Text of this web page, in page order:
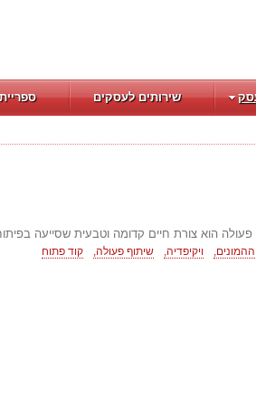
שירותים לעסקים
פעולה הוא צורת חיים קדומה וטבעית שסייעה
ויקיפדיה, שיתוף פעולה, קוד פתוח